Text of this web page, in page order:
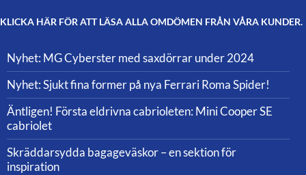
KLICKA HÄR FÖR ATT LÄSA ALLA OMDÖMEN FRÅN VÅRA KUNDER.
Nyhet: MG Cyberster med saxdörrar under 2024
Nyhet: Sjukt fina former på nya Ferrari Roma Spider!
Äntligen! Första eldrivna cabrioleten: Mini Cooper SE
cabriolet
Skräddarsydda bagageväskor – en sektion för
inspiration